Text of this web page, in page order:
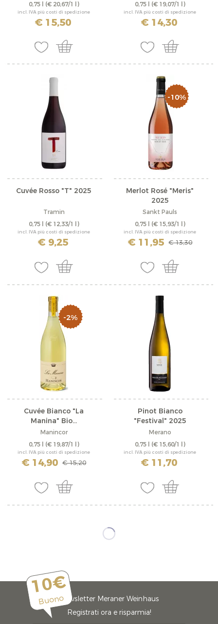
0,75 l (€ 20,67/1 l)
incl. IVA più costi di spedizione
€ 15,50
0,75 l (€ 19,07/1 l)
incl. IVA più costi di spedizione
€ 14,30
Cuvée Rosso "T" 2025
Tramin
0,75 l (€ 12,33/1 l)
incl. IVA più costi di spedizione
€ 9,25
-10%
Merlot Rosé "Meris"
2025
Sankt Pauls
0,75 l (€ 15,93/1 l)
incl. IVA più costi di spedizione
€ 11,95 € 13,30
-2%
Cuvée Bianco "La
Manina" Bio...
Manincor
0,75 l (€ 19,87/1 l)
incl. IVA più costi di spedizione
€ 14,90 € 15,20
Pinot Bianco
"Festival" 2025
Merano
0,75 l (€ 15,60/1 l)
incl. IVA più costi di spedizione
€ 11,70
10€
BuonoNewsletter Meraner Weinhaus
Registrati ora e risparmia!